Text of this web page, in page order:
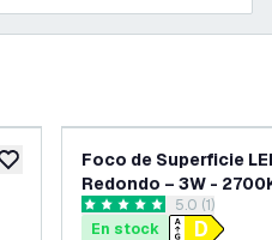
añadir a lista de deseos
Foco de Superficie
Redondo – 3W -
Ø80 mm – Negro/
abrir el panel
5 estrellas de puntuación
5.0 (1)
En stock